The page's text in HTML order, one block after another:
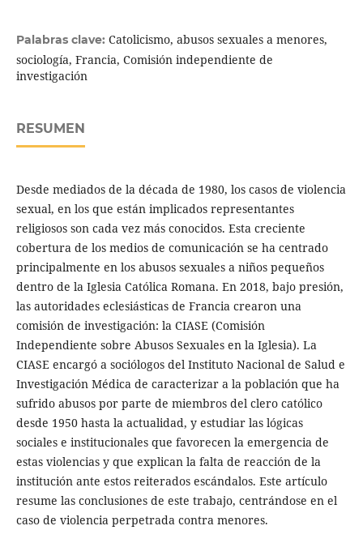
Palabras clave: Catolicismo, abusos sexuales a menores,
sociología, Francia, Comisión independiente de
investigación
RESUMEN
Desde mediados de la década de 1980, los casos de violencia
sexual, en los que están implicados representantes
religiosos son cada vez más conocidos. Esta creciente
cobertura de los medios de comunicación se ha centrado
principalmente en los abusos sexuales a niños pequeños
dentro de la Iglesia Católica Romana. En 2018, bajo presión,
las autoridades eclesiásticas de Francia crearon una
comisión de investigación: la CIASE (Comisión
Independiente sobre Abusos Sexuales en la Iglesia). La
CIASE encargó a sociólogos del Instituto Nacional de Salud e
Investigación Médica de caracterizar a la población que ha
sufrido abusos por parte de miembros del clero católico
desde 1950 hasta la actualidad, y estudiar las lógicas
sociales e institucionales que favorecen la emergencia de
estas violencias y que explican la falta de reacción de la
institución ante estos reiterados escándalos. Este artículo
resume las conclusiones de este trabajo, centrándose en el
caso de violencia perpetrada contra menores.